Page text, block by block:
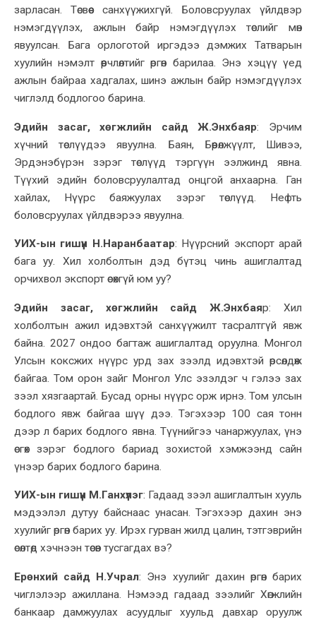
зарласан. Төсвөөс санхүүжихгүй. Боловсруулах үйлдвэр
нэмэгдүүлэх, ажлын байр нэмэгдүүлэх төслийг мөн
явуулсан. Бага орлоготой иргэдээ дэмжих Татварын
хуулийн нэмэлт өөрчлөлтийгөргөн барилаа. Энэ хэцүүүед
ажлын байраа хадгалах, шинэ ажлын байр нэмэгдүүлэх
чиглэлд бодлогоо барина.
Эдийн засаг, хөгжлийн сайд Ж.Энхбаяр: Эрчим
хүчний төслүүдээ явуулна. Баян, Бөөрөлжүүлт, Шивээ,
Эрдэнэбүрэн зэрэг төслүүд тэргүүн ээлжинд явна.
Түүхий эдийн боловсруулалтад онцгой анхаарна. Ган
хайлах, Нүүрс баяжуулах зэрэг төслүүд. Нефть
боловсруулах үйлдвэрээ явуулна.
УИХ-ын гишүүн Н.Наранбаатар: Нүүрсний экспорт арай
бага уу. Хил холболтын дэд бүтэц чинь ашиглалтад
орчихвол экспорт өсөхгүй юм уу?
Эдийн засаг, хөгжлийн сайд Ж.Энхбаяр:Хил
холболтын ажил идэвхтэй санхүүжилт тасралтгүй явж
байна. 2027 ондоо багтаж ашиглалтад оруулна. Монгол
Улсын коксжих нүүрс урд зах зээлд идэвхтэй өрсөлдөж
байгаа. Том орон зайг Монгол Улс эзэлдэг ч гэлээ зах
зээл хязгаартай. Бусад орны нүүрс орж ирнэ. Том улсын
бодлого явж байгаашүү дээ. Тэгэхээр 100 сая тонн
дээр л барих бодлого явна. Түүнийгээ чанаржуулах, үнэ
өсгөх зэрэг бодлого бариад зохистой хэмжээнд сайн
үнээр барих бодлого барина.
УИХ-ын гишүүн М.Ганхүлэг: Гадаад зээл ашиглалтын хууль
мэдээлэл дутуу байснаас унасан. Тэгэхээр дахин энэ
хуулийг өргөн барих уу. Ирэх гурван жилд цалин, тэтгэврийн
өсөлтөд хэчнээн төсөв тусгагдах вэ?
Ерөнхий сайд Н.Учрал: Энэ хуулийг дахин өргөн барих
чиглэлээр ажиллана. Нэмээд гадаад зээлийг Хөгжлийн
банкаар дамжуулах асуудлыг хуульд давхар оруулж